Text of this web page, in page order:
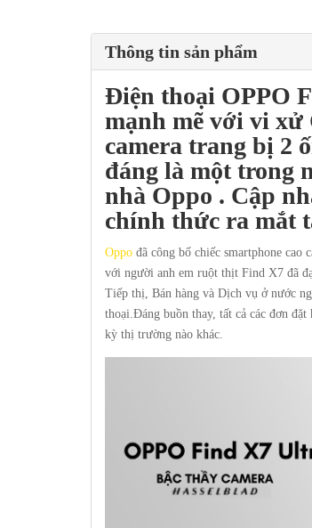
Thông tin sản phẩm
Điện thoại OPPO
mạnh mẽ với vi xử
camera trang bị 2
đáng là một trong
nhà Oppo . Cập
chính thức ra mắt
Oppo đã công bố chiếc smartphone cao
với người anh em ruột thịt Find X7 đã
Tiếp thị, Bán hàng và Dịch vụ ở nước
thoại.Đáng buồn thay, tất cả các đơn
kỳ thị trường nào khác.